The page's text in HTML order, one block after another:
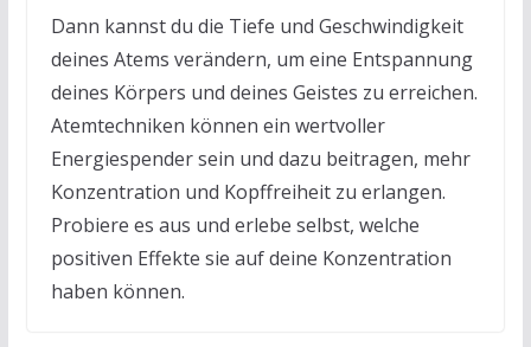
Dann kannst du die Tiefe und Geschwindigkeit
deines Atems verändern, um eine Entspannung
deines Körpers und deines Geistes zu erreichen.
Atemtechniken können ein wertvoller
Energiespender sein und dazu beitragen, mehr
Konzentration und Kopffreiheit zu erlangen.
Probiere es aus und erlebe selbst, welche
positiven Effekte sie auf deine Konzentration
haben können.